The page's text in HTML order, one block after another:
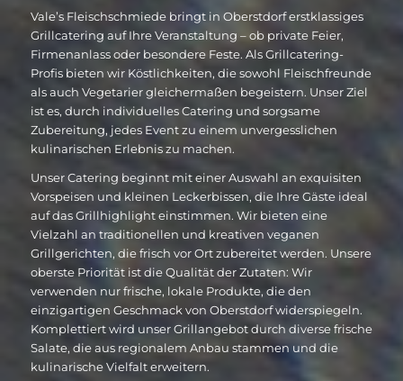
Vale’s Fleischschmiede bringt in Oberstdorf erstklassiges
Grillcatering auf Ihre Veranstaltung – ob private Feier,
Firmenanlass oder besondere Feste. Als Grillcatering-
Profis bieten wir Köstlichkeiten, die sowohl Fleischfreunde
als auch Vegetarier gleichermaßen begeistern. Unser Ziel
ist es, durch individuelles Catering und sorgsame
Zubereitung, jedes Event zu einem unvergesslichen
kulinarischen Erlebnis zu machen.
Unser Catering beginnt mit einer Auswahl an exquisiten
Vorspeisen und kleinen Leckerbissen, die Ihre Gäste ideal
auf das Grillhighlight einstimmen. Wir bieten eine
Vielzahl an traditionellen und kreativen veganen
Grillgerichten, die frisch vor Ort zubereitet werden. Unsere
oberste Priorität ist die Qualität der Zutaten: Wir
verwenden nur frische, lokale Produkte, die den
einzigartigen Geschmack von Oberstdorf widerspiegeln.
Komplettiert wird unser Grillangebot durch diverse frische
Salate, die aus regionalem Anbau stammen und die
kulinarische Vielfalt erweitern.